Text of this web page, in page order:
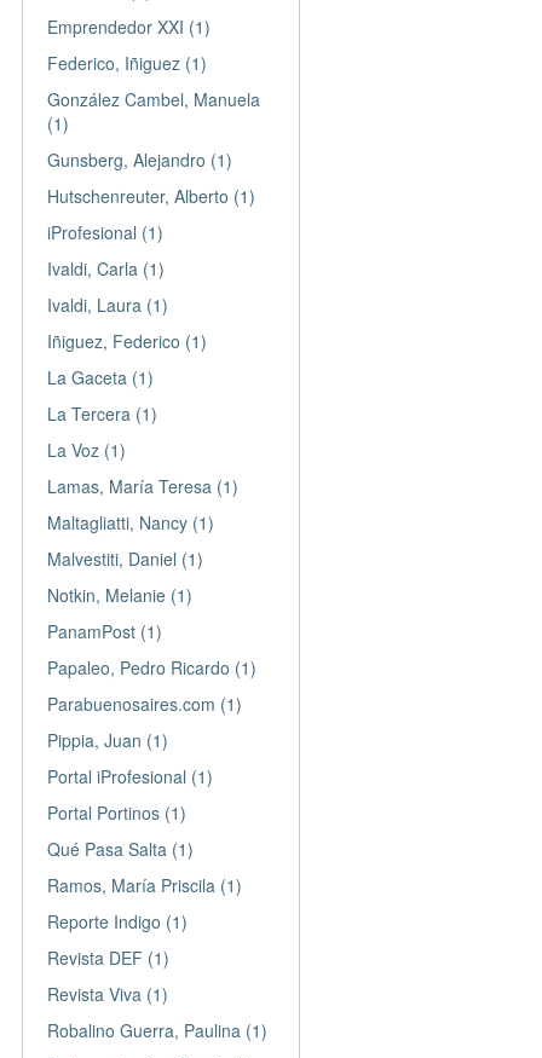
Emprendedor XXI (1)
Federico, Iñiguez (1)
González Cambel, Manuela
(1)
Gunsberg, Alejandro (1)
Hutschenreuter, Alberto (1)
iProfesional (1)
Ivaldi, Carla (1)
Ivaldi, Laura (1)
Iñiguez, Federico (1)
La Gaceta (1)
La Tercera (1)
La Voz (1)
Lamas, María Teresa (1)
Maltagliatti, Nancy (1)
Malvestiti, Daniel (1)
Notkin, Melanie (1)
PanamPost (1)
Papaleo, Pedro Ricardo (1)
Parabuenosaires.com (1)
Pippia, Juan (1)
Portal iProfesional (1)
Portal Portinos (1)
Qué Pasa Salta (1)
Ramos, María Priscila (1)
Reporte Indigo (1)
Revista DEF (1)
Revista Viva (1)
Robalino Guerra, Paulina (1)